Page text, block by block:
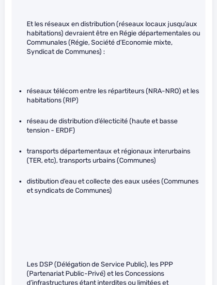
Et les réseaux en distribution (réseaux locaux jusqu’aux
habitations) devraient être en Régie départementales ou
Communales (Régie, Société d’Economie mixte,
Syndicat de Communes) :
réseaux télécom entre les répartiteurs (NRA-NRO) et les
habitations (RIP)
réseau de distribution d’électicité (haute et basse
tension - ERDF)
transports départementaux et régionaux interurbains
(TER, etc), transports urbains (Communes)
distibution d’eau et collecte des eaux usées (Communes
et syndicats de Communes)
Les DSP (Délégation de Service Public), les PPP
(Partenariat Public-Privé) et les Concessions
d’infrastructures étant interdites ou limitées et